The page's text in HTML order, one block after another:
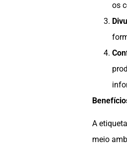
os
A
meio